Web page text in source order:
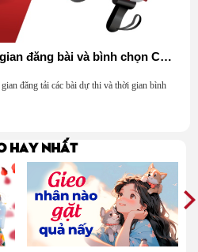
Thông báo gia hạn thời gian đăng bài và bình chọn CTV Đừng gục ngã giữa cuộc đời
đăng tải các bài dự thi và thời gian bình
hay nhất